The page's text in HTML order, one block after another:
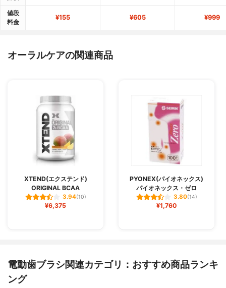
値段
料金
¥155 ¥605 ¥999
オーラルケアの関連商品
XTEND(エクステンド)
ORIGINAL BCAA
3.94(10)
¥6,375
PYONEX(パイオネックス)
パイオネックス・ゼロ
3.80(14)
¥1,760
電動歯ブラシ関連カテゴリ：おすすめ商品ランキ
ング